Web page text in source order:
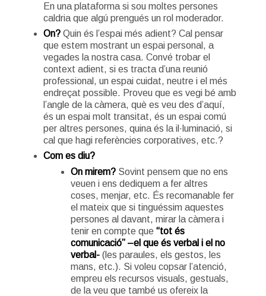
En una plataforma si sou moltes persones
caldria que algú prengués un rol moderador.
On? Quin és l’espai més adient? Cal pensar
que estem mostrant un espai personal, a
vegades la nostra casa. Convé trobar el
context adient, si es tracta d’una reunió
professional, un espai cuidat, neutre i el més
endreçat possible. Proveu que es vegi bé amb
l’angle de la càmera, què es veu des d’aquí,
és un espai molt transitat, és un espai comú
per altres persones, quina és la il·luminació, si
cal que hagi referències corporatives, etc.?
Com es diu?
On mirem?Sovint pensem que no ens
veuen i ens dediquem a fer altres
coses, menjar, etc. És recomanable fer
el mateix que si tinguéssim aquestes
persones al davant, mirar la càmera i
tenir en compte que “tot és
comunicació” –el que és verbal i el no
verbal-(les paraules, els gestos, les
mans, etc.). Si voleu copsar l’atenció,
empreu els recursos visuals, gestuals,
de la veu que també us ofereix la